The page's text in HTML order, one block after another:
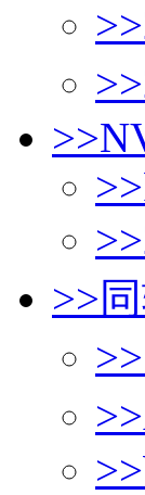
>>
>>
>>
>>
>>
>>
>>
>>
>>